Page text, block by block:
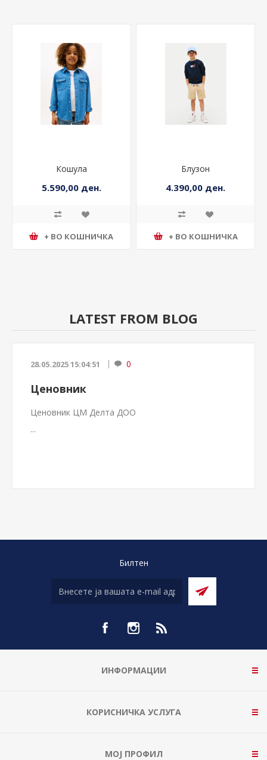
Кошула
5.590,00 ден.
+ ВО КОШНИЧКА
Блузон
4.390,00 ден.
+ ВО КОШНИЧКА
LATEST FROM BLOG
0
Ценовник
Ценовник ЦМ Делта ДОО
...
Билтен
ИНФОРМАЦИИ
КОРИСНИЧКА УСЛУГА